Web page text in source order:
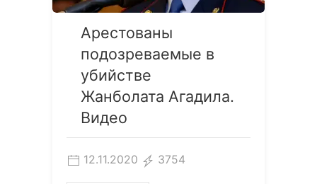
Арестованы
подозреваемые в
убийстве
Жанболата Агадила.
Видео
12.11.2020 3754